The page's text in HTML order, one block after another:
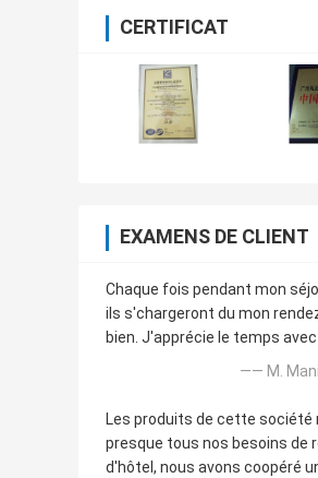
CERTIFICAT
EXAMENS DE CLIENT
Chaque fois pendant mon
ils s'chargeront du mon
bien. J'apprécie le temps
—— M.
Les produits de cette société
presque tous nos besoins de
d'hôtel, nous avons coopéré